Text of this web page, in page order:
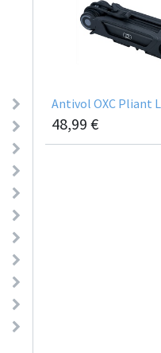
Antivol OXC Pliant
48,99 €